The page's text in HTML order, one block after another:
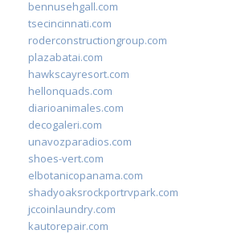
bennusehgall.com
tsecincinnati.com
roderconstructiongroup.com
plazabatai.com
hawkscayresort.com
hellonquads.com
diarioanimales.com
decogaleri.com
unavozparadios.com
shoes-vert.com
elbotanicopanama.com
shadyoaksrockportrvpark.com
jccoinlaundry.com
kautorepair.com